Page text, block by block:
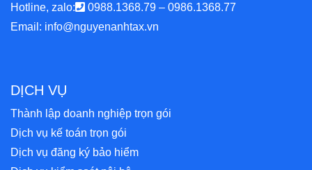
Hotline, zalo:
0988.1368.79 – 0986.1368.77
Email: info@nguyenanhtax.vn
DỊCH VỤ
Thành lập doanh nghiệp trọn gói
Dịch vụ kế toán trọn gói
Dịch vụ đăng ký bảo hiểm